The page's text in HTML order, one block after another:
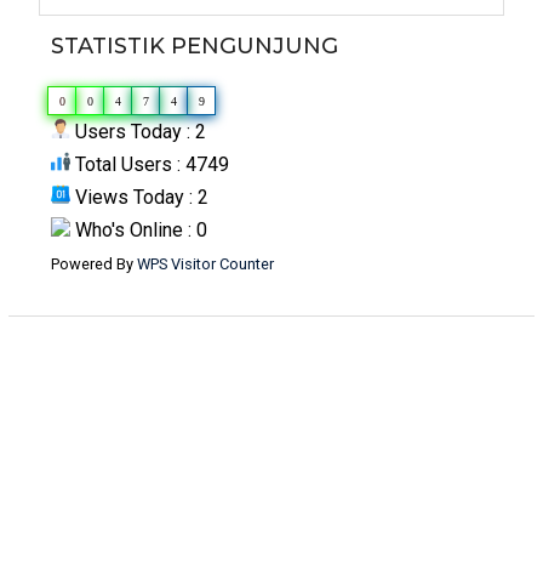
STATISTIK PENGUNJUNG
0 0 4 7 4 9
Users Today : 2
Total Users : 4749
Views Today : 2
Who's Online : 0
Powered By WPS Visitor Counter